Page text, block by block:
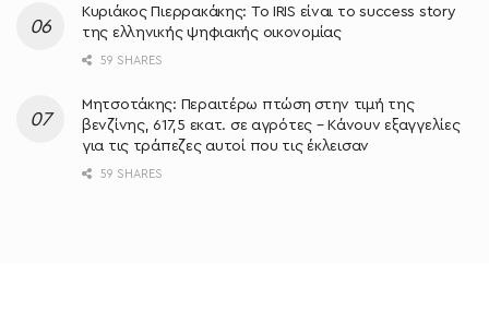
Κυριάκος Πιερρακάκης: Το IRIS είναι το success story
της ελληνικής ψηφιακής οικονομίας
59 SHARES
Μητσοτάκης: Περαιτέρω πτώση στην τιμή της
βενζίνης, 617,5 εκατ. σε αγρότες – Κάνουν εξαγγελίες
για τις τράπεζες αυτοί που τις έκλεισαν
59 SHARES